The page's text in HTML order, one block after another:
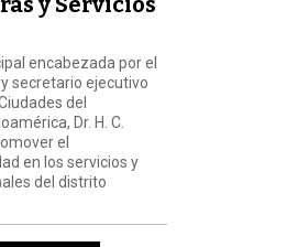
encabezada por el
secretario ejecutivo
del
Dr. H. C.
el
en los servicios y
del distrito